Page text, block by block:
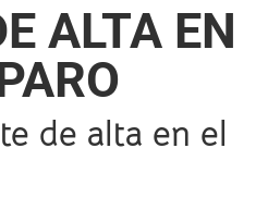
ALTA EN
de alta en el